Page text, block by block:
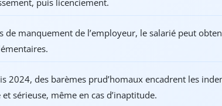
puis licenciement.
de manquement de l’employeur, le salarié peut
2024, des barèmes prud’homaux encadrent les
et sérieuse, même en cas d’inaptitude.